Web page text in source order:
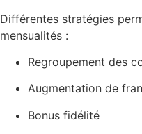
Différentes stratégies
mensualités :
Regroupement des
Augmentation de
Bonus fidélité